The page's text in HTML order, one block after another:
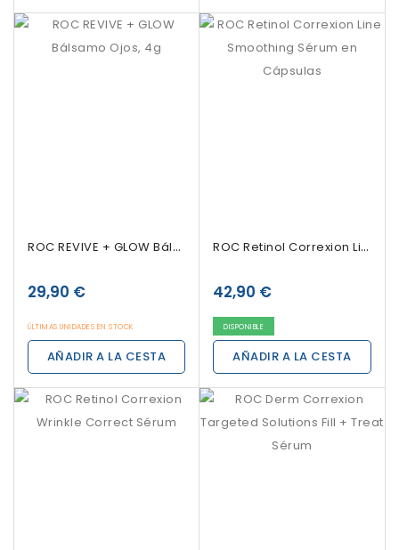
ROC REVIVE + GLOW Bálsamo Ojos, 4g
29,90 €
ÚLTIMAS UNIDADES EN STOCK
AÑADIR A LA CESTA
ROC Retinol Correxion Line Smoothing Sérum En...
42,90 €
DISPONIBLE
AÑADIR A LA CESTA